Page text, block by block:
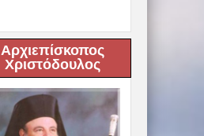
Αρχιεπίσκοπος
Χριστόδουλος